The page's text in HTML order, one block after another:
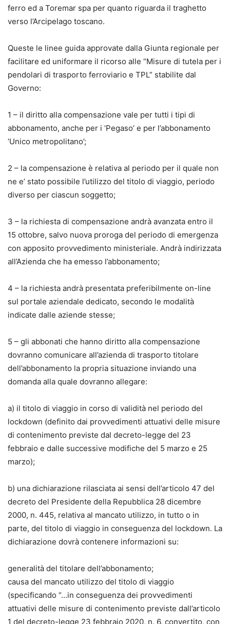
ferro ed a Toremar spa per quanto riguarda il traghetto
verso l’Arcipelago toscano.
Queste le linee guida approvate dalla Giunta regionale per
facilitare ed uniformare il ricorso alle “Misure di tutela per i
pendolari di trasporto ferroviario e TPL” stabilite dal
Governo:
1 – il diritto alla compensazione vale per tutti i tipi di
abbonamento, anche per i ‘Pegaso’ e per l’abbonamento
‘Unico metropolitano’;
2 – la compensazione è relativa al periodo per il quale non
ne e’ stato possibile l’utilizzo del titolo di viaggio, periodo
diverso per ciascun soggetto;
3 – la richiesta di compensazione andrà avanzata entro il
15 ottobre, salvo nuova proroga del periodo di emergenza
con apposito provvedimento ministeriale. Andrà indirizzata
all’Azienda che ha emesso l’abbonamento;
4 – la richiesta andrà presentata preferibilmente on-line
sul portale aziendale dedicato, secondo le modalità
indicate dalle aziende stesse;
5 – gli abbonati che hanno diritto alla compensazione
dovranno comunicare all’azienda di trasporto titolare
dell’abbonamento la propria situazione inviando una
domanda alla quale dovranno allegare:
a) il titolo di viaggio in corso di validità nel periodo del
lockdown (definito dai provvedimenti attuativi delle misure
di contenimento previste dal decreto-legge del 23
febbraio e dalle successive modifiche del 5 marzo e 25
marzo);
b) una dichiarazione rilasciata ai sensi dell’articolo 47 del
decreto del Presidente della Repubblica 28 dicembre
2000, n. 445, relativa al mancato utilizzo, in tutto o in
parte, del titolo di viaggio in conseguenza del lockdown. La
dichiarazione dovrà contenere informazioni su:
generalità del titolare dell’abbonamento;
causa del mancato utilizzo del titolo di viaggio
(specificando “…in conseguenza dei provvedimenti
attuativi delle misure di contenimento previste dall’articolo
1 del decreto-legge 23 febbraio 2020, n. 6, convertito, con